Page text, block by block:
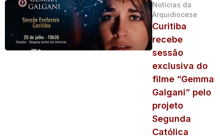
Notícias da
Arquidiocese
Curitiba
recebe
sessão
exclusiva do
filme “Gemma
Galgani” pelo
projeto
Segunda
Católica